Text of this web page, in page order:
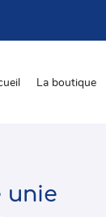
La boutique
unie